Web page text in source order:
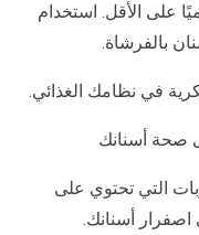
على الأقل. استخدام
بالفرشاة.
في نظامك الغذائي.
صحة أسنانك
التي تحتوي على
اصفرار أسنانك.